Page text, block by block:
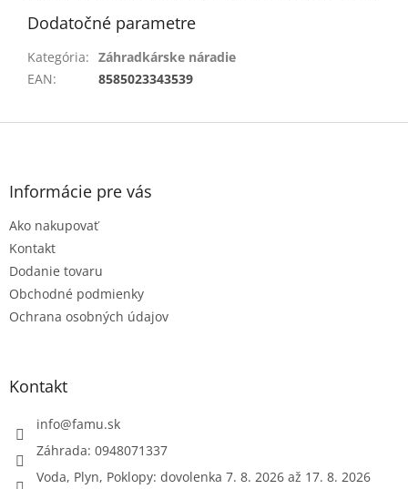
Dodatočné parametre
Kategória: Záhradkárske náradie
EAN: 8585023343539
Z
Informácie pre vás
Ako nakupovať
Kontakt
Dodanie tovaru
Obchodné podmienky
Ochrana osobných údajov
Kontakt
info@famu.sk
Záhrada: 0948071337
Voda, Plyn, Poklopy: dovolenka 7. 8. 2026 až 17. 8. 2026